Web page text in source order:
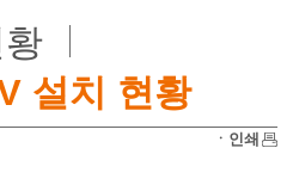
설치 현황
ㆍ인쇄